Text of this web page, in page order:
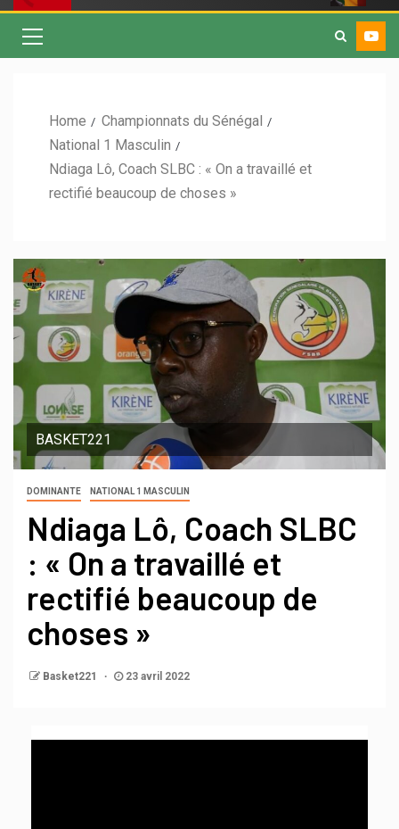
Home
Championnats du Sénégal
National 1 Masculin
Ndiaga Lô, Coach SLBC : « On a travaillé et
rectifié beaucoup de choses »
BASKET221
DOMINANTE NATIONAL 1 MASCULIN
Ndiaga Lô, Coach SLBC
: « On a travaillé et
rectifié beaucoup de
choses »
Basket221 23 avril 2022